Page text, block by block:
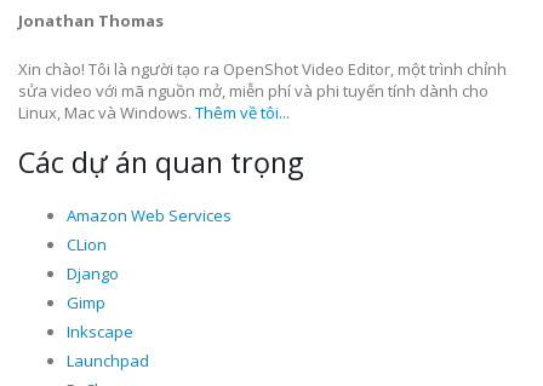
Jonathan Thomas
Xin chào! Tôi là người tạo ra OpenShot Video Editor, một trình chỉnh
sửa video với mã nguồn mở, miễn phí và phi tuyến tính dành cho
Linux, Mac và Windows. Thêm về tôi...
Các dự án quan trọng
Amazon Web Services
CLion
Django
Gimp
Inkscape
Launchpad